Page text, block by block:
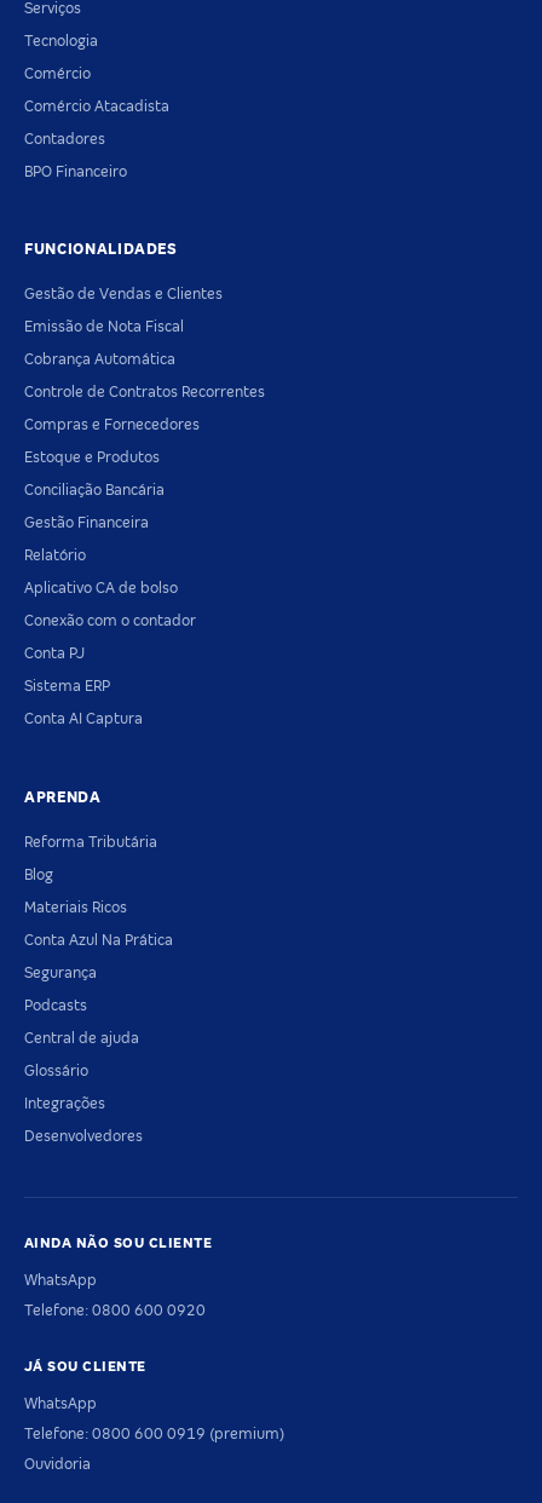
Serviços
Tecnologia
Comércio
Comércio Atacadista
Contadores
BPO Financeiro
FUNCIONALIDADES
Gestão de Vendas e Clientes
Emissão de Nota Fiscal
Cobrança Automática
Controle de Contratos Recorrentes
Compras e Fornecedores
Estoque e Produtos
Conciliação Bancária
Gestão Financeira
Relatório
Aplicativo CA de bolso
Conexão com o contador
Conta PJ
Sistema ERP
Conta AI Captura
APRENDA
Reforma Tributária
Blog
Materiais Ricos
Conta Azul Na Prática
Segurança
Podcasts
Central de ajuda
Glossário
Integrações
Desenvolvedores
AINDA NÃO SOU CLIENTE
WhatsApp
Telefone: 0800 600 0920
JÁ SOU CLIENTE
WhatsApp
Telefone: 0800 600 0919 (premium)
Ouvidoria